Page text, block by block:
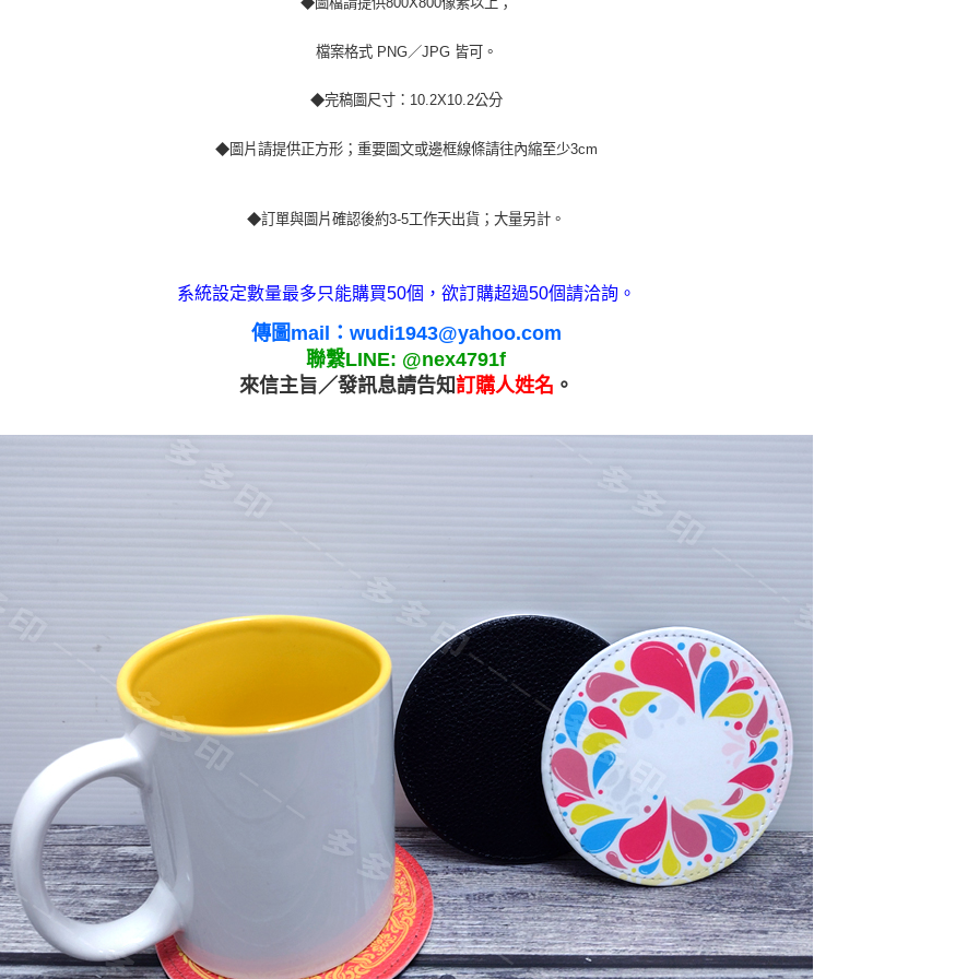
檔案格式 PNG／JPG 皆可。
◆完稿圖尺寸：10.2X10.2公分
◆圖片請提供正方形；重要圖文或邊框線條請往內縮至少3cm
◆訂單與圖片確認後約3-5工作天出貨；大量另計。
系統設定數量最多只能購買50個，欲訂購超過50個請洽詢。
傳圖mail：wudi1943@yahoo.com
聯繫LINE: @nex4791f
來信主旨／發訊息請告知訂購人姓名 。